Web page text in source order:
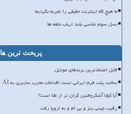
ما هیچ گاه اینترنت حقیقی را تجربه نکردیم
نسل سوم شاسی بلند ارباب حلقه ها
پربحث ترین ها
قابل اعتمادترین برندهای موبایل
ساخت پلت فرم ایرانی تست اقدامات مخرب سایبری به AI
آیا کولا آشکروفتین گران تر از طلا است؟
رقیب چینی بنز و بی ام و به اروپا رفت